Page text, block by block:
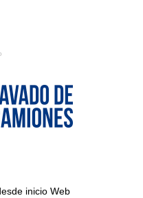
inicio Web